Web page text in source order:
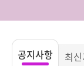
공지사항 최